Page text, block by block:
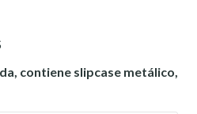
contiene slipcase metálico,